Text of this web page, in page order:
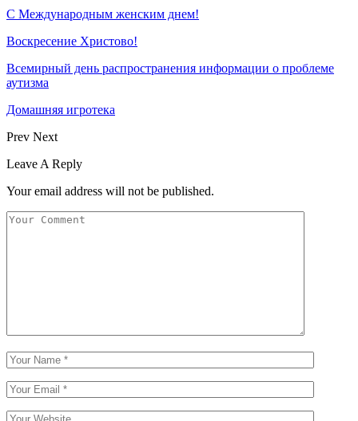
С Международным женским днем!
Воскресение Xристово!
Всемирный день распространения информации о проблеме
аутизма
Домашняя игротека
Prev Next
Leave A Reply
Your email address will not be published.